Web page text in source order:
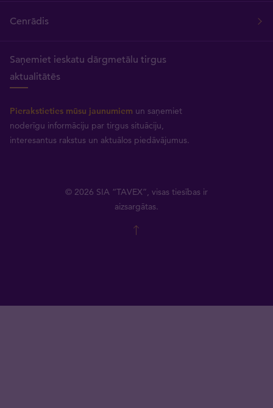
Cenrādis
Saņemiet ieskatu dārgmetālu tirgus
aktualitātēs
Pierakstieties mūsu jaunumiem un saņemiet
noderīgu informāciju par tirgus situāciju,
interesantus rakstus un aktuālos piedāvājumus.
© 2026 SIA “TAVEX”, visas tiesības ir
aizsargātas.